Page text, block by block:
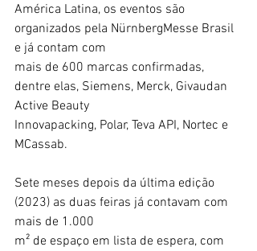
América Latina, os eventos são
organizados pela NürnbergMesse Brasil
e já contam com
mais de 600 marcas confirmadas,
dentre elas, Siemens, Merck, Givaudan
Active Beauty
Innovapacking, Polar, Teva API, Nortec e
MCassab.
Sete meses depois da última edição
(2023) as duas feiras já contavam com
mais de 1.000
m² de espaço em lista de espera, com